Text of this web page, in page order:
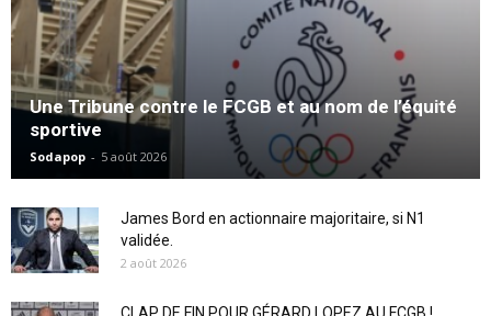
Une Tribune contre le FCGB et au nom de l’équité
sportive
Sodapop - 5 août 2026
James Bord en actionnaire majoritaire, si N1
validée.
2 août 2026